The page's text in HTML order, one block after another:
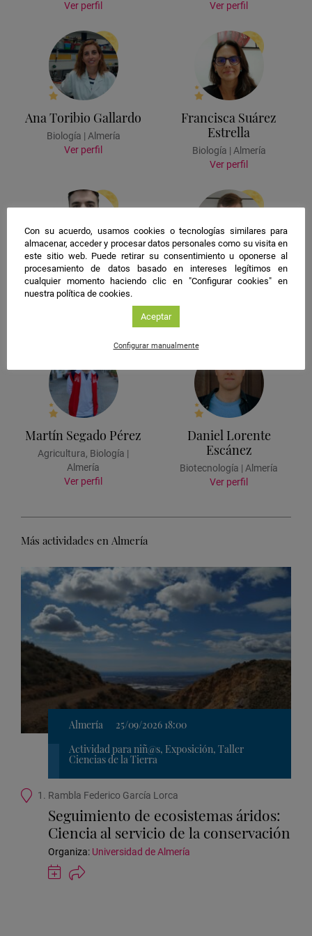
Ver perfil Ver perfil
Ana Toribio Gallardo
Biología | Almería
Ver perfil
Francisca Suárez
Estrella
Biología | Almería
Ver perfil
Jesús Salinas Nieto
Agricultura, Biología |
Raúl Jiménez
Rodríguez
Martín Segado Pérez
Agricultura, Biología |
Almería
Ver perfil
Daniel Lorente
Escánez
Biotecnología | Almería
Ver perfil
Más actividades en Almería
Almería
25/09/2026 18:00
Actividad para niñ@s, Exposición, Taller
Ciencias de la Tierra
Ubicación
actividad
1. Rambla Federico García Lorca
Seguimiento de ecosistemas áridos:
Ciencia al servicio de la conservación
Organiza: Universidad de Almería
Guardar
actividad
Con su acuerdo, usamos cookies o tecnologías similares para
almacenar, acceder y procesar datos personales como su visita en
este sitio web. Puede retirar su consentimiento u oponerse al
procesamiento de datos basado en intereses legítimos en
cualquier momento haciendo clic en "Configurar cookies" en
nuestra política de cookies.
Aceptar
Configurar manualmente